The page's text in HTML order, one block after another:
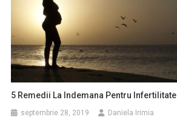
5 Remedii La Indemana Pentru Infertilitate
septembrie 28, 2019 Daniela Irimia